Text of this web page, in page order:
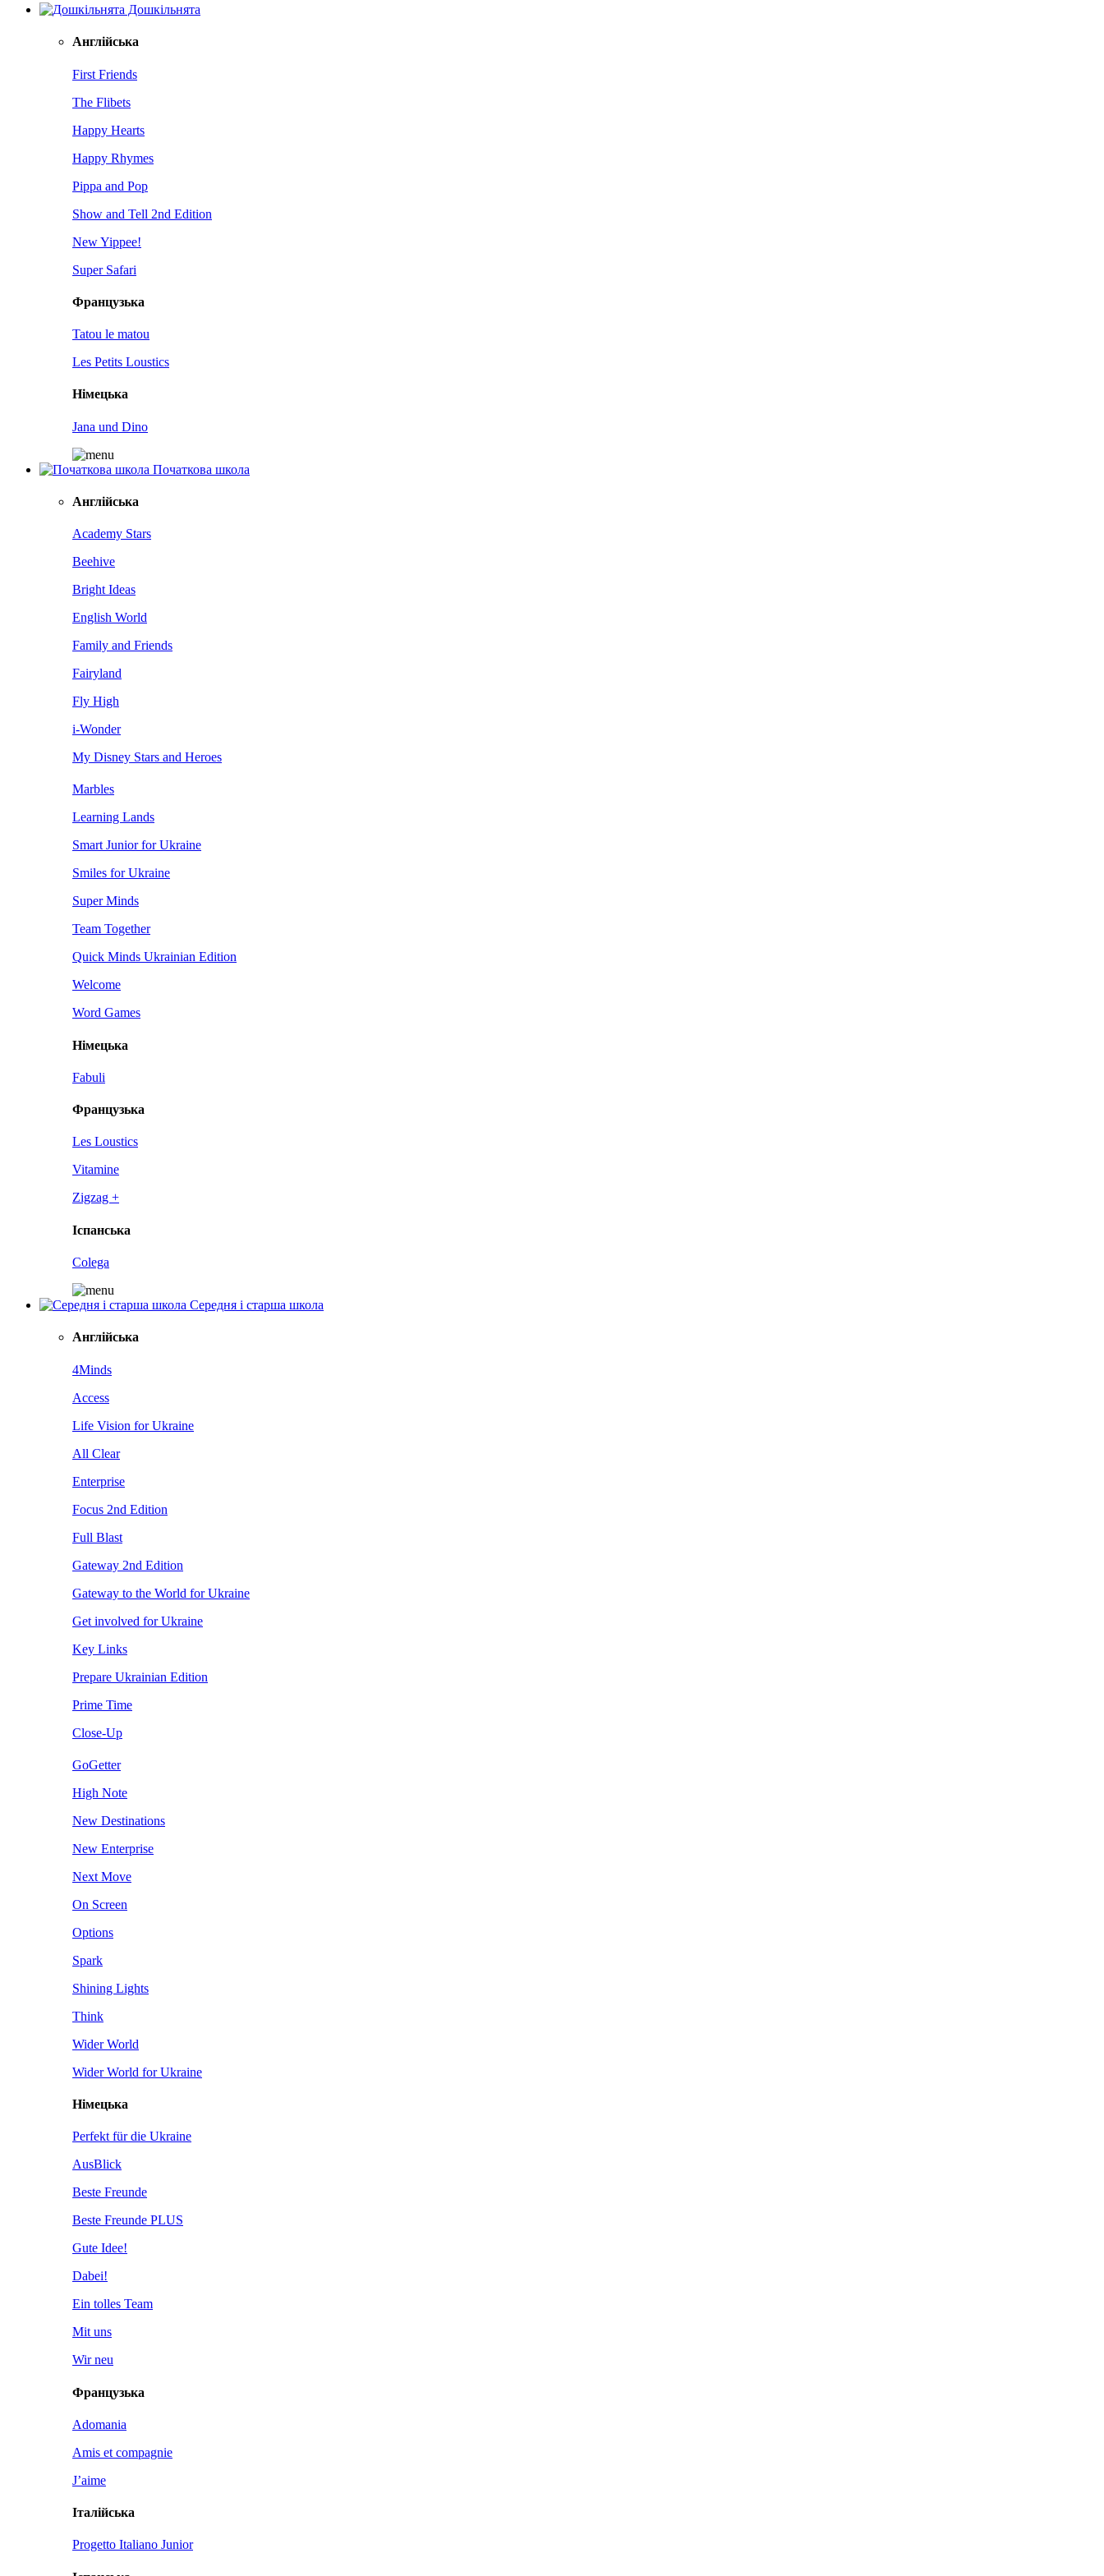
Дошкільнята
Англійська
First Friends
The Flibets
Happy Hearts
Happy Rhymes
Pippa and Pop
Show and Tell 2nd Edition
New Yippee!
Super Safari
Французька
Tatou le matou
Les Petits Loustics
Німецька
Jana und Dino
Початкова школа
Англійська
Academy Stars
Beehive
Bright Ideas
English World
Family and Friends
Fairyland
Fly High
i-Wonder
My Disney Stars and Heroes
Marbles
Learning Lands
Smart Junior for Ukraine
Smiles for Ukraine
Super Minds
Team Together
Quick Minds Ukrainian Edition
Welcome
Word Games
Німецька
Fabuli
Французька
Les Loustics
Vitamine
Zigzag +
Іспанська
Colega
Середня і старша школа
Англійська
4Minds
Access
Life Vision for Ukraine
All Clear
Enterprise
Focus 2nd Edition
Full Blast
Gateway 2nd Edition
Gateway to the World for Ukraine
Get involved for Ukraine
Key Links
Prepare Ukrainian Edition
Prime Time
Close-Up
GoGetter
High Note
New Destinations
New Enterprise
Next Move
On Screen
Options
Spark
Shining Lights
Think
Wider World
Wider World for Ukraine
Німецька
Perfekt für die Ukraine
AusBlick
Beste Freunde
Beste Freunde PLUS
Gute Idee!
Dabei!
Ein tolles Team
Mit uns
Wir neu
Французька
Adomania
Amis et compagnie
J’aime
Італійська
Progetto Italiano Junior